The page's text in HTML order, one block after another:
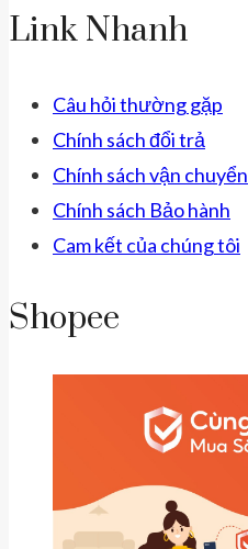
Link Nhanh
Câu hỏi thường gặp
Chính sách đổi trả
Chính sách vận chuyển
Chính sách Bảo hành
Cam kết của chúng tôi
Shopee